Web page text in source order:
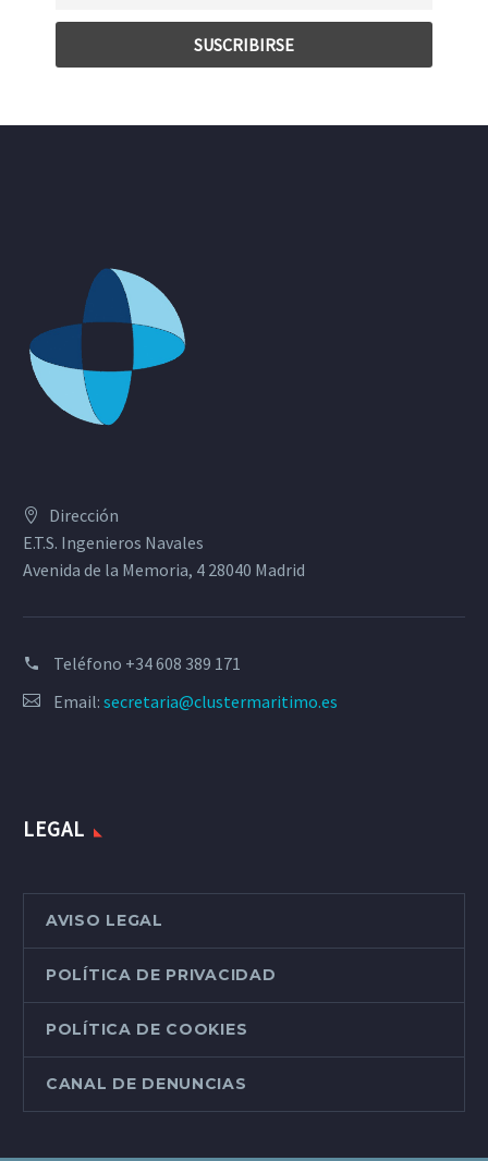
Dirección
E.T.S. Ingenieros Navales
Avenida de la Memoria, 4 28040 Madrid
Teléfono +34 608 389 171
Email: secretaria@clustermaritimo.es
LEGAL
AVISO LEGAL
POLÍTICA DE PRIVACIDAD
POLÍTICA DE COOKIES
CANAL DE DENUNCIAS